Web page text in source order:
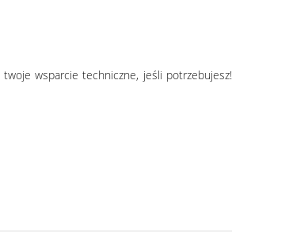
wsparcie techniczne, jeśli potrzebujesz!